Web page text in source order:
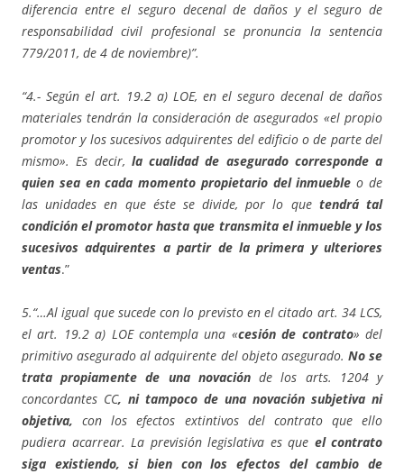
diferencia entre el seguro decenal de daños y el seguro de
responsabilidad civil profesional se pronuncia la sentencia
779/2011, de 4 de noviembre)”.
“4.- Según el art. 19.2 a) LOE, en el seguro decenal de daños
materiales tendrán la consideración de asegurados «el propio
promotor y los sucesivos adquirentes del edificio o de parte del
mismo». Es decir, la cualidad de asegurado corresponde a
quien sea en cada momento propietario del inmueble o de
las unidades en que éste se divide, por lo que tendrá tal
condición el promotor hasta que transmita el inmueble y los
sucesivos adquirentes a partir de la primera y ulteriores
ventas.”
5.“…Al igual que sucede con lo previsto en el citado art. 34 LCS,
el art. 19.2 a) LOE contempla una «cesión de contrato» del
primitivo asegurado al adquirente del objeto asegurado. No se
trata propiamente de una novaciónde los arts. 1204 y
concordantes CC, ni tampoco de una novación subjetiva ni
objetiva, con los efectos extintivos del contrato que ello
pudiera acarrear. La previsión legislativa es que el contrato
siga existiendo, si bien con los efectos del cambio de